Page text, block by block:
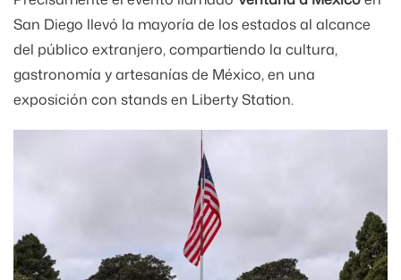
San Diego llevó la mayoría de los estados al alcance
del público extranjero, compartiendo la cultura,
gastronomía y artesanías de México, en una
exposición con stands en Liberty Station.